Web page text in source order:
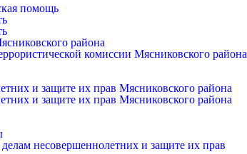
помощь
района
комиссии Мясниковского района
и защите их прав Мясниковского района
и защите их прав Мясниковского района
несовершеннолетних и защите их прав